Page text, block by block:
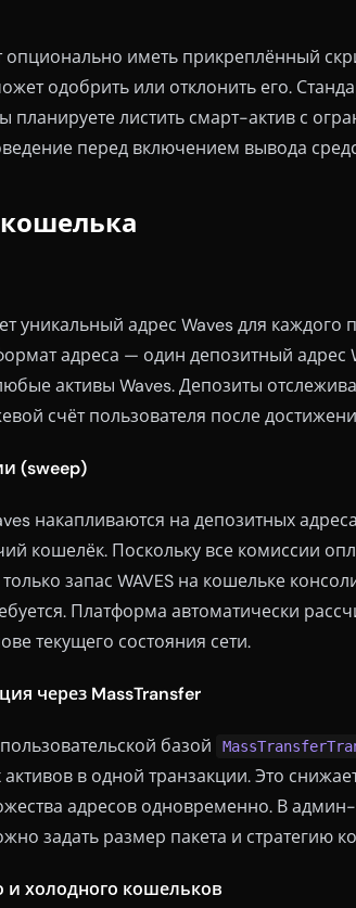
опционально иметь прикреплённый
одобрить или отклонить его.
планируете листить смарт-актив с
перед включением вывода
уникальный адрес Waves для каждого
адреса — один депозитный адрес
активы Waves. Депозиты
счёт пользователя после
(sweep)
накапливаются на депозитных
кошелёк. Поскольку все комиссии
запас WAVES на кошельке
Платформа автоматически
текущего состояния сети.
через MassTransfer
базой
активов в одной транзакции. Это
адресов одновременно. В
задать размер пакета и стратегию
и холодного кошельков